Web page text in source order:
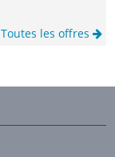
Toutes les offres